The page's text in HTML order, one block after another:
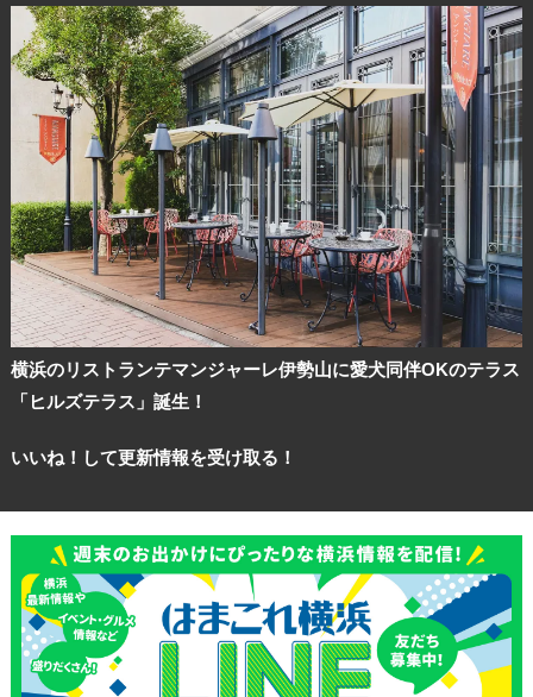
横浜のリストランテマンジャーレ伊勢山に愛犬同伴OKのテラス
「ヒルズテラス」誕生！
いいね！して更新情報を受け取る！